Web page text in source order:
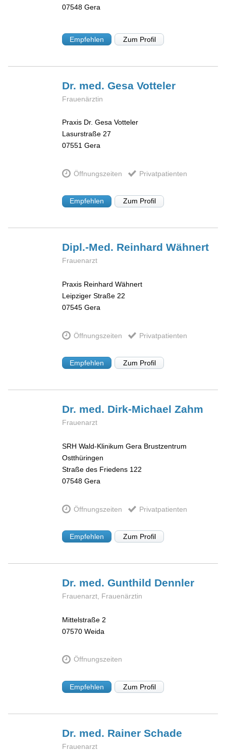
07548 Gera
Empfehlen Zum Profil
Dr. med. GesaVotteler
Frauenärztin
Praxis Dr. Gesa Votteler
Lasurstraße 27
07551 Gera
Öffnungszeiten Privatpatienten
Empfehlen Zum Profil
Dipl.-Med. ReinhardWähnert
Frauenarzt
Praxis Reinhard Wähnert
Leipziger Straße 22
07545 Gera
Öffnungszeiten Privatpatienten
Empfehlen Zum Profil
Dr. med. Dirk-MichaelZahm
Frauenarzt
SRH Wald-Klinikum Gera Brustzentrum
Ostthüringen
Straße des Friedens 122
07548 Gera
Öffnungszeiten Privatpatienten
Empfehlen Zum Profil
Dr. med. Gunthild Dennler
Frauenarzt, Frauenärztin
Mittelstraße 2
07570 Weida
Öffnungszeiten
Empfehlen Zum Profil
Dr. med. RainerSchade
Frauenarzt